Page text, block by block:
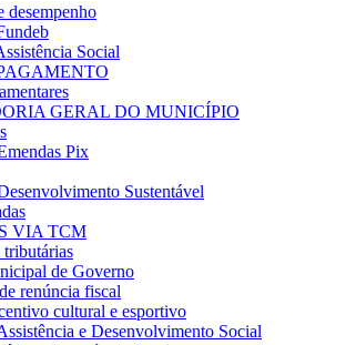
desempenho
Social
GERAL DO MUNICÍPIO
Pix
Sustentável
VIA TCM
tributárias
de Governo
renúncia fiscal
cultural e esportivo
e Desenvolvimento Social